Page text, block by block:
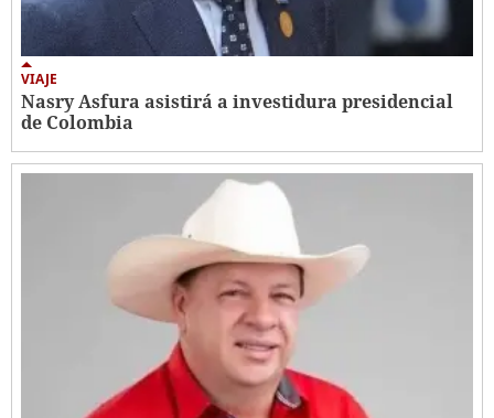
VIAJE
Nasry Asfura asistirá a investidura presidencial
de Colombia